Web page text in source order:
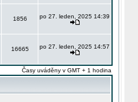
1856 po 27. leden, 2025 14:39
16665 po 27. leden, 2025 14:57
Časy uváděny v GMT + 1 hodina